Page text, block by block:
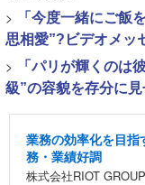
>
「今度一緒にご飯
思相愛”?ビデオメッ
>
「パリが輝くのは
級”の容貌を存分に
業務の効率化を目
務・業績好調
株式会社RIOT GROUP